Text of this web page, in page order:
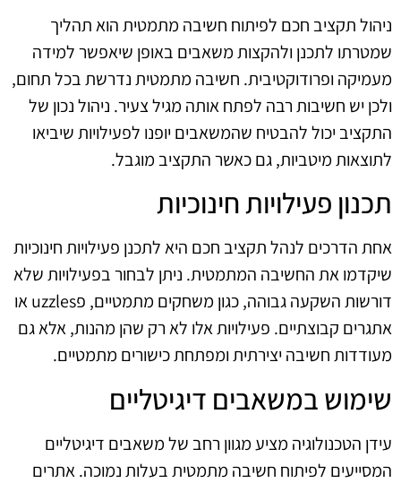
ניהול תקציב חכם לפיתוח חשיבה מתמטית הוא תהליך
שמטרתו לתכנן ולהקצות משאבים באופן שיאפשר למידה
מעמיקה ופרודוקטיבית. חשיבה מתמטית נדרשת בכל תחום,
ולכן יש חשיבות רבה לפתח אותה מגיל צעיר. ניהול נכון של
התקציב יכול להבטיח שהמשאבים יופנו לפעילויות שיביאו
לתוצאות מיטביות, גם כאשר התקציב מוגבל.
תכנון פעילויות חינוכיות
אחת הדרכים לנהל תקציב חכם היא לתכנן פעילויות חינוכיות
שיקדמו את החשיבה המתמטית. ניתן לבחור בפעילויות שלא
דורשות השקעה גבוהה, כגון משחקים מתמטיים, פuzzles או
אתגרים קבוצתיים. פעילויות אלו לא רק שהן מהנות, אלא גם
מעודדות חשיבה יצירתית ומפתחת כישורים מתמטיים.
שימוש במשאבים דיגיטליים
עידן הטכנולוגיה מציע מגוון רחב של משאבים דיגיטליים
המסייעים לפיתוח חשיבה מתמטית בעלות נמוכה. אתרים